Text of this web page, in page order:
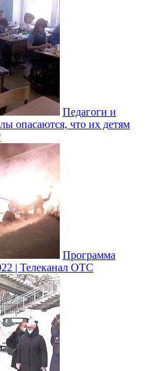
Педагоги и
опасаются, что их детям
Программа
| Телеканал ОТС